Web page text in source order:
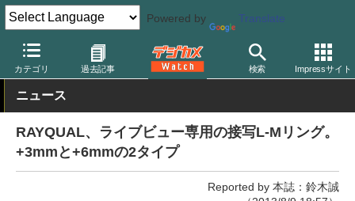
Powered by Translate
カテゴリ 過去記事 検索 Impressサイト
デジカメ Watch レンズ マウントアダプター レイクォール
ニュース
RAYQUAL、ライブビュー専用の接写L-Mリング。
+3mmと+6mmの2タイプ
Reported by 本誌：鈴木誠